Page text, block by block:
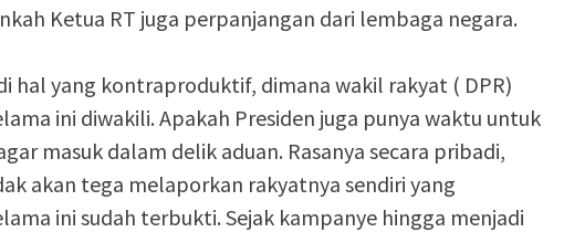
Ketua RT juga perpanjangan dari lembaga negara.
hal yang kontraproduktif, dimana wakil rakyat ( DPR)
ini diwakili. Apakah Presiden juga punya waktu untuk
masuk dalam delik aduan. Rasanya secara pribadi,
akan tega melaporkan rakyatnya sendiri yang
ini sudah terbukti. Sejak kampanye hingga menjadi